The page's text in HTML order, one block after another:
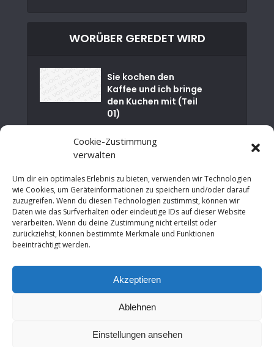
Cookie-Zustimmung
verwalten
Um dir ein optimales Erlebnis zu bieten, verwenden wir Technologien
wie Cookies, um Geräteinformationen zu speichern und/oder darauf
zuzugreifen. Wenn du diesen Technologien zustimmst, können wir
Daten wie das Surfverhalten oder eindeutige IDs auf dieser Website
verarbeiten. Wenn du deine Zustimmung nicht erteilst oder
zurückziehst, können bestimmte Merkmale und Funktionen
beeinträchtigt werden.
Akzeptieren
Ablehnen
Einstellungen ansehen
WORÜBER GEREDET WIRD
Sie kochen den
Kaffee und ich bringe
den Kuchen mit (Teil
01)
Nuklearkatastrophe
von Tschernobyl
Happy Birthday EU –
30 Jahre
Maastrichter
Verträge
Städte
Wirtschaftswachstu
m...
Copyright © 2026. Erstellt vonBernd Wroblewski